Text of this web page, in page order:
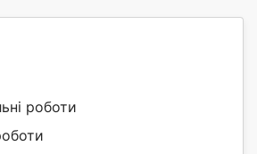
роботи